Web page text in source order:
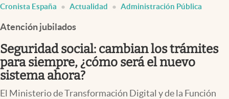
Colombia
España
Cronista España Actualidad Administración Pública
Atención jubilados
Seguridad social: cambian los trámites
para siempre, ¿cómo será el nuevo
sistema ahora?
El Ministerio de Transformación Digital y de la Función